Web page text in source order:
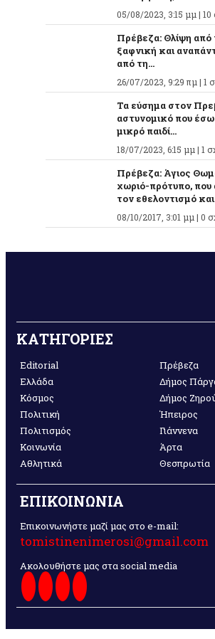
05/08/2023, 3:15 μμ | 10
Πρέβεζα: Θλίψη από
ξαφνική και
από τη...
26/07/2023, 9:29 πμ | 1
Τα εύσημα στον
αστυνομικό που
μικρό παιδί...
18/07/2023, 6:15 μμ | 1
Πρέβεζα: Άγιος
χωριό-πρότυπο, που
τον εθελοντισμό
08/10/2017, 3:01 μμ | 0
ΚΑΤΗΓΟΡΙΕΣ
Editorial
Ελλάδα
Κόσμος
Πολιτική
Πολιτισμός
Κοινωνία
Αθλητικά
Πρέβεζα
Δήμος
Δήμος
Ήπειρος
Γιάννενα
Άρτα
Θεσπρωτία
ΕΠΙΚΟΙΝΩΝΙΑ
Επικοινωνήστε μαζί μας στο e-mail:
tomistinenimerosi@gmail.com
Ακολουθήστε μας στα social media